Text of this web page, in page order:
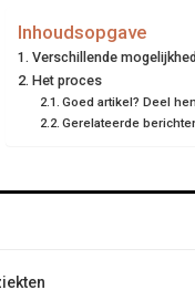
Inhoudsopgave
Verschillende
Het proces
Goed artikel? Deel
Gerelateerde